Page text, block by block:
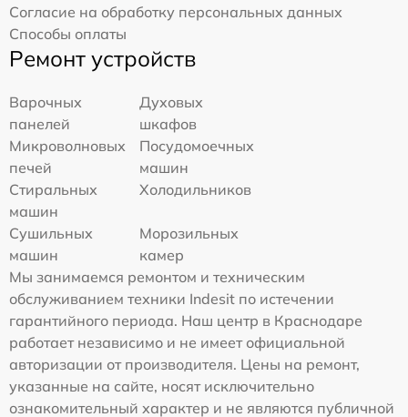
Согласие на обработку персональных данных
Способы оплаты
Ремонт устройств
Варочных
панелей
Духовых
шкафов
Микроволновых
печей
Посудомоечных
машин
Стиральных
машин
Холодильников
Сушильных
машин
Морозильных
камер
Мы занимаемся ремонтом и техническим
обслуживанием техники Indesit по истечении
гарантийного периода. Наш центр в Краснодаре
работает независимо и не имеет официальной
авторизации от производителя. Цены на ремонт,
указанные на сайте, носят исключительно
ознакомительный характер и не являются публичной